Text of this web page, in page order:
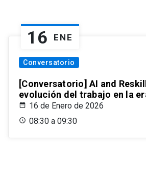
16 ENE
Conversatorio
[Conversatorio] AI and
evolución del trabajo en la
16 de Enero de 2026
08:30 a 09:30